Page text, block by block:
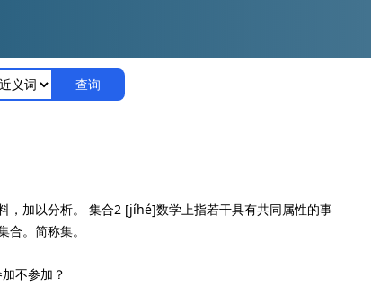
查询
加以分析。 集合2 [jíhé]数学上指若干具有共同属性的事
。简称集。
不参加？